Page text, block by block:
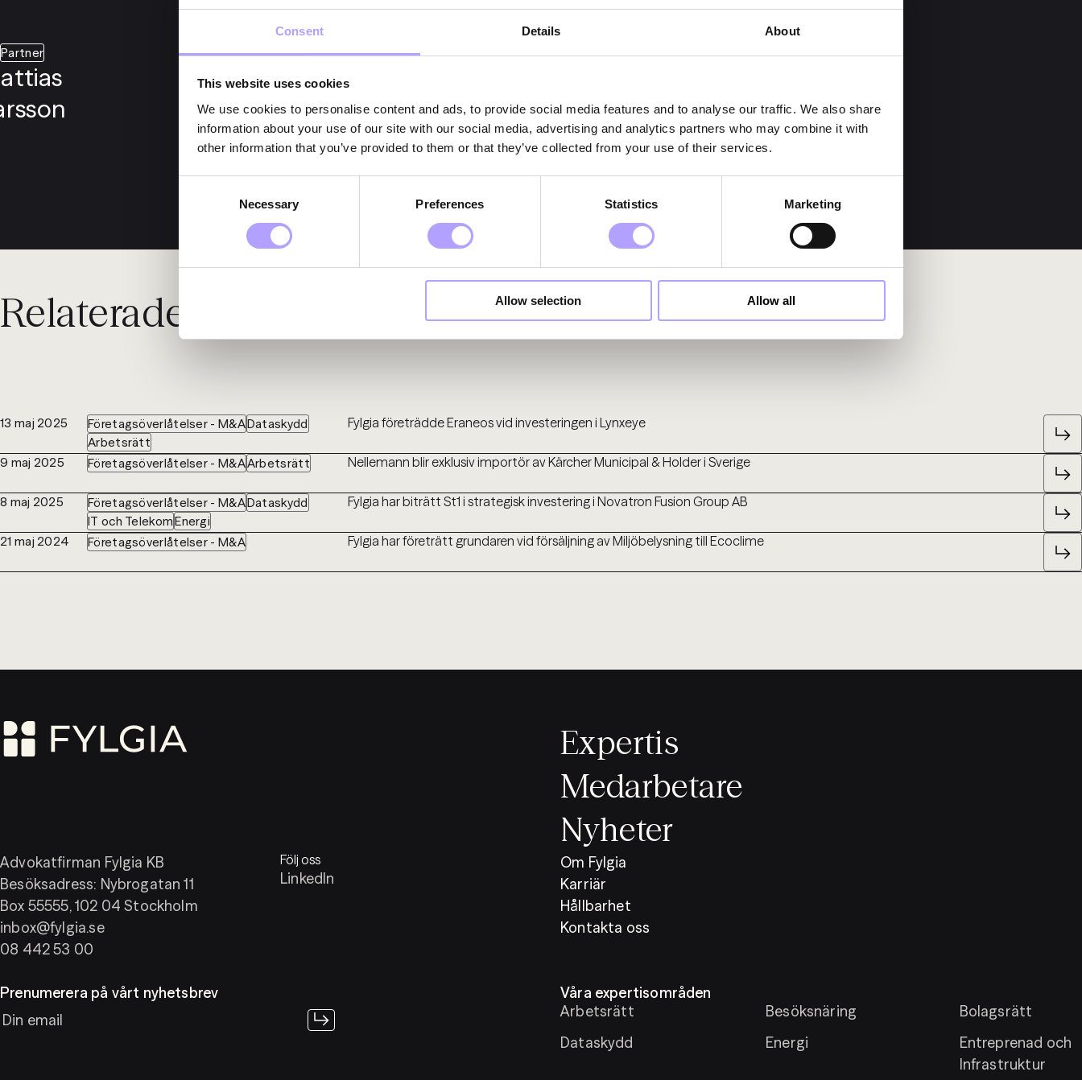
Consent Details About
This website uses cookies
We use cookies to personalise content and ads, to provide social media features and to analyse our traffic. We also share
information about your use of our site with our social media, advertising and analytics partners who may combine it with
other information that you’ve provided to them or that they’ve collected from your use of their services.
Necessary Preferences Statistics Marketing
Allow selection Allow all
Partner
Relaterade nyheter
13 maj 2025 Företagsöverlåtelser - M&ADataskydd
Arbetsrätt
Fylgia företrädde Eraneos vid investeringen i Lynxeye
9 maj 2025 Företagsöverlåtelser - M&AArbetsrätt Nellemann blir exklusiv importör av Kärcher Municipal & Holder i Sverige
8 maj 2025 Företagsöverlåtelser - M&ADataskydd
IT och TelekomEnergi
Fylgia har biträtt St1 i strategisk investering i Novatron Fusion Group AB
21 maj 2024 Företagsöverlåtelser - M&A Fylgia har företrätt grundaren vid försäljning av Miljöbelysning till Ecoclime
Expertis
Medarbetare
Nyheter
Advokatfirman Fylgia KB
Besöksadress: Nybrogatan 11
Box 55555, 102 04 Stockholm
inbox@fylgia.se
08 442 53 00
Följ oss
LinkedIn
Om Fylgia
Karriär
Hållbarhet
Kontakta oss
Prenumerera på vårt nyhetsbrev
Våra expertisområden
Arbetsrätt
Besöksnäring
Bolagsrätt
Dataskydd
Energi
Entreprenad och
Infrastruktur